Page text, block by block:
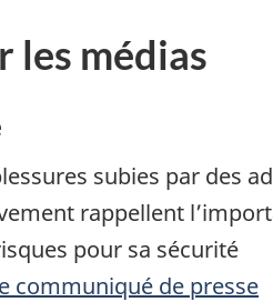
les médias
subies par des
rappellent
pour sa sécurité
communiqué de presse